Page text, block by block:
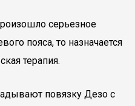
серьезное
пояса, то назначается
терапия.
повязку Дезо с